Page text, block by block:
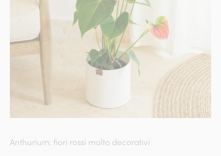
Anthurium: fiori rossi molto decorativi